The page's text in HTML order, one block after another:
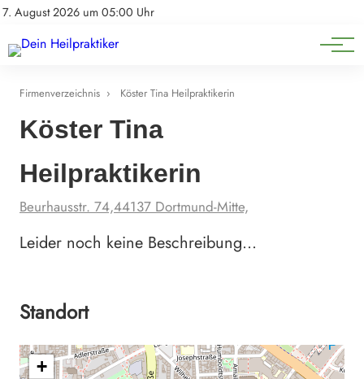
7. August 2026 um 05:00 Uhr
Impressum
Natürliche Medizin
Heilpflanzen & Kräuterkunde
Firmenverzeichnis › Köster Tina Heilpraktikerin
Köster Tina
Heilpraktikerin
Beurhausstr. 74,44137 Dortmund-Mitte,
Leider noch keine Beschreibung…
Standort
+